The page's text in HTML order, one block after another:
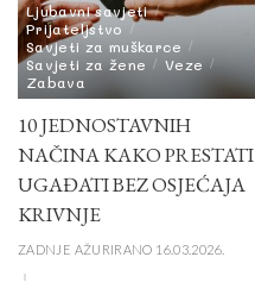
Ljubavni savjeti
Prijateljstvo
Savjeti za muškarce
Savjeti za žene
Veze
Zabava
10 JEDNOSTAVNIH
NAČINA KAKO PRESTATI
UGAĐATI BEZ OSJEĆAJA
KRIVNJE
ZADNJE AŽURIRANO 16.03.2026.